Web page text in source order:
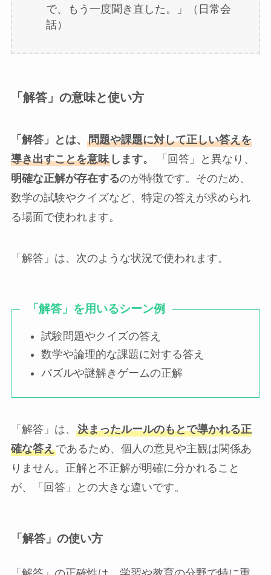
で、もう一度聞き直した。」（日常会
話）
「解答」の意味と使い方
「解答」とは、 問題や課題に対して正しい答えを
導き出すことを意味します。
「回答」と異なり、
明確な正解が存在するのが特徴です。そのため、
数学の試験やクイズなど、特定の答えが求められ
る場面で使われます。
「解答」は、次のような状況で使われます。
「解答」を用いるシーン例
試験問題やクイズの答え
数学や論理的な課題に対する答え
パズルや謎解きゲームの正解
「解答」は、 決まったルールのもとで導かれる正
確な答えであるため、個人の意見や主観は関係あ
りません。正解と不正解が明確に分かれること
が、「回答」との大きな違いです。
「解答」の使い方